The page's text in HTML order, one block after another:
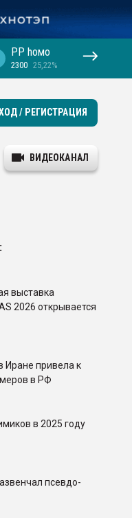
PP hомо
2300 25,22%
/ РЕГИСТРАЦИЯ
ВИДЕОКАНАЛ
выставка
2026 открывается
Иране привела к
в РФ
в 2025 году
псевдо-